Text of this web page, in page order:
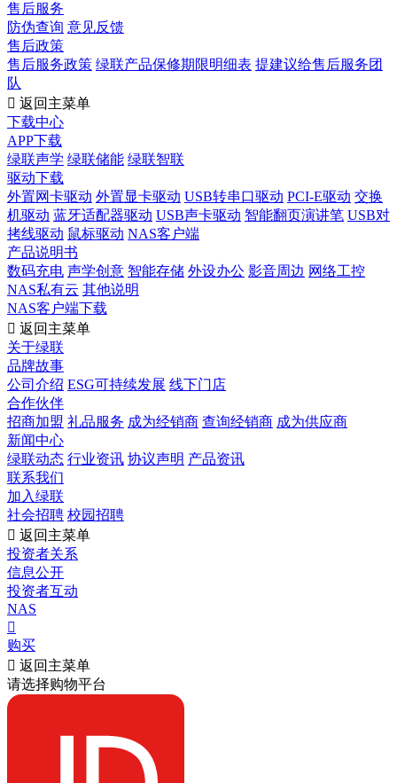
售后服务
防伪查询 意见反馈
售后政策
售后服务政策 绿联产品保修期限明细表 提建议给售后服务团
队
 返回主菜单
下载中心
APP下载
绿联声学 绿联储能 绿联智联
驱动下载
外置网卡驱动 外置显卡驱动 USB转串口驱动 PCI-E驱动 交换
机驱动 蓝牙适配器驱动 USB声卡驱动 智能翻页演讲笔 USB对
拷线驱动 鼠标驱动 NAS客户端
产品说明书
数码充电 声学创意 智能存储 外设办公 影音周边 网络工控
NAS私有云 其他说明
NAS客户端下载
 返回主菜单
关于绿联
品牌故事
公司介绍 ESG可持续发展 线下门店
合作伙伴
招商加盟 礼品服务 成为经销商 查询经销商 成为供应商
新闻中心
绿联动态 行业资讯 协议声明 产品资讯
联系我们
加入绿联
社会招聘 校园招聘
 返回主菜单
投资者关系
信息公开
投资者互动
NAS

购买
 返回主菜单
请选择购物平台